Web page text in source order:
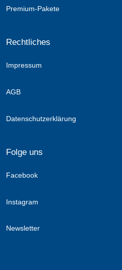
Premium-Pakete
Rechtliches
Impressum
AGB
Datenschutzerklärung
Folge uns
Facebook
Instagram
Newsletter